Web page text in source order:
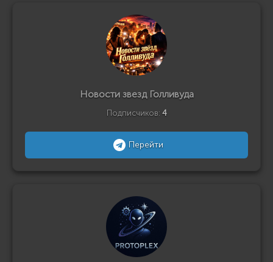
Новости звезд Голливуда
Подписчиков: 4
Перейти